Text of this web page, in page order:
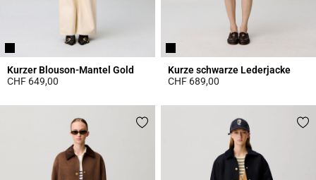
Kurzer Blouson-Mantel Gold
CHF 649,00
Kurze schwarze Lederjacke
CHF 689,00